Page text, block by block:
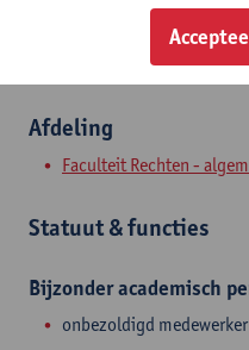
2000 Antwerpen, BEL
Afdeling
Faculteit Rechten -
Statuut & functies
Bijzonder academisch
onbezoldigd medewerker